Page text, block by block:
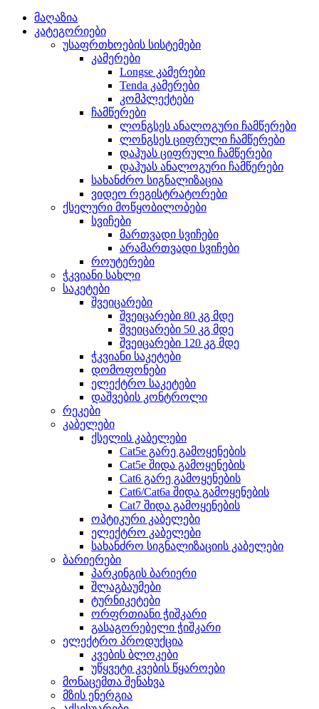
მაღაზია
კატეგორიები
უსაფრთხოების სისტემები
კამერები
Longse კამერები
Tenda კამერები
კომპლექტები
ჩამწერები
ლონგსეს ანალოგური ჩამწერები
ლონგსეს ციფრული ჩამწერები
დაჰუას ციფრული ჩამწერები
დაჰუას ანალოგური ჩამწერები
სახანძრო სიგნალიზაცია
ვიდეო რეგისტრატორები
ქსელური მოწყობილობები
სვიჩები
მართვადი სვიჩები
არამართვადი სვიჩები
როუტერები
ჭკვიანი სახლი
საკეტები
შვეიცარები
შვეიცარები 80 კგ მდე
შვეიცარები 50 კგ მდე
შვეიცარები 120 კგ მდე
ჭკვიანი საკეტები
დომოფონები
ელექტრო საკეტები
დაშვების კონტროლი
რეკები
კაბელები
ქსელის კაბელები
Cat5e გარე გამოყენების
Cat5e შიდა გამოყენების
Cat6 გარე გამოყენების
Cat6/Cat6a შიდა გამოყენების
Cat7 შიდა გამოყენების
ოპტიკური კაბელები
ელექტრო კაბელები
სახანძრო სიგნალიზაციის კაბელები
ბარიერები
პარკინგის ბარიერი
შლაგბაუმები
ტურნიკეტები
ორფრთიანი ჭიშკარი
გასაგორებელი ჭიშკარი
ელექტრო პროდუქცია
კვების ბლოკები
უწყვეტი კვების წყაროები
მონაცემთა შენახვა
მზის ენერგია